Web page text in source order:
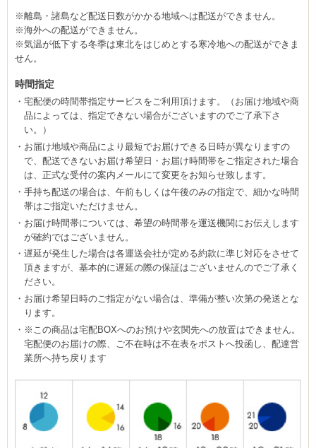
※離島・諸島など配送日数がかかる地域へは配送ができません。
※海外への配送ができません。
※気温が低下する冬季は東北をはじめとする寒冷地への配送ができま
せん。
時間指定
宅配便の時間帯指定サービスをご利用頂けます。（お届け地域や商
品によっては、指定できない場合がございますのでご了承下さ
い。）
お届け地域や商品により最短でお届けできる日時が異なりますの
で、配送できないお届け希望日・お届け時間帯をご指定された場合
は、正式な受付の案内メールにて変更をお知らせ致します。
手持ち配送の場合は、午前もしくは午後のみの指定で、細かな時間
帯はご指定いただけません。
お届け時間帯については、希望の時間帯を運送機関にお伝えします
が確約ではございません。
遅延が発生した場合は各運送会社が定める約款に準じ対応をさせて
頂きますが、基本的に遅延の際の保証はございませんのでご了承く
ださい。
お届け希望日時のご指定がない場合は、準備が整い次第の発送とな
ります。
※この商品は宅配BOXへのお預けや玄関先への放置はできません。
宅配便のお届けの際、ご不在時は不在表をポストへ投函し、配達営
業所へ持ち戻ります